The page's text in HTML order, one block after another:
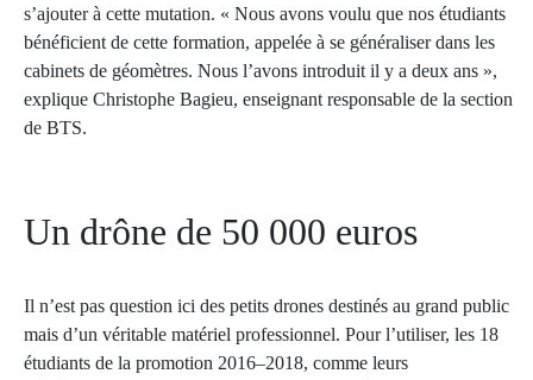
s’ajouter à cette mutation. « Nous avons voulu que nos étudiants
bénéficient de cette formation, appelée à se généraliser dans les
cabinets de géomètres. Nous l’avons introduit il y a deux ans »,
explique Christophe Bagieu, enseignant responsable de la section
de BTS.
Un drône de 50 000 euros
Il n’est pas question ici des petits drones destinés au grand public
mais d’un véritable matériel professionnel. Pour l’utiliser, les 18
étudiants de la promotion 2016–2018, comme leurs